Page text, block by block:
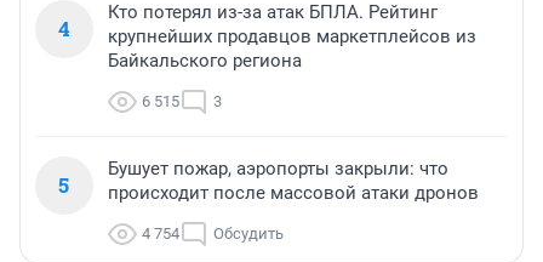
4
Кто потерял из-за атак БПЛА. Рейтинг
крупнейших продавцов маркетплейсов из
Байкальского региона
6 515 3
5
Бушует пожар, аэропорты закрыли: что
происходит после массовой атаки дронов
4 754 Обсудить